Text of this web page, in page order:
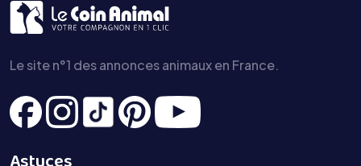
Le site n°1 des annonces animaux en France.